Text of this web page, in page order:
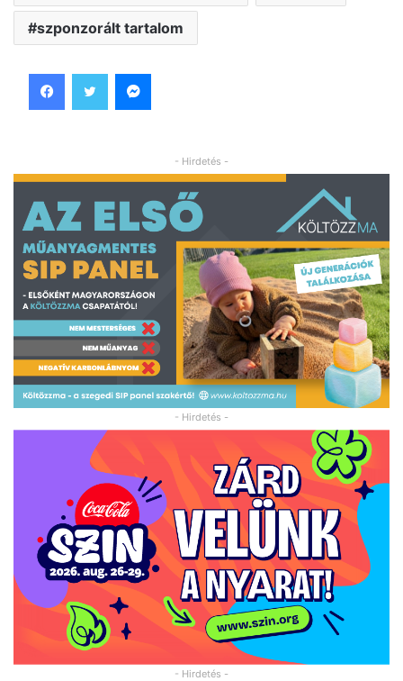
szponzorált tartalom
- Hirdetés -
- Hirdetés -
- Hirdetés -